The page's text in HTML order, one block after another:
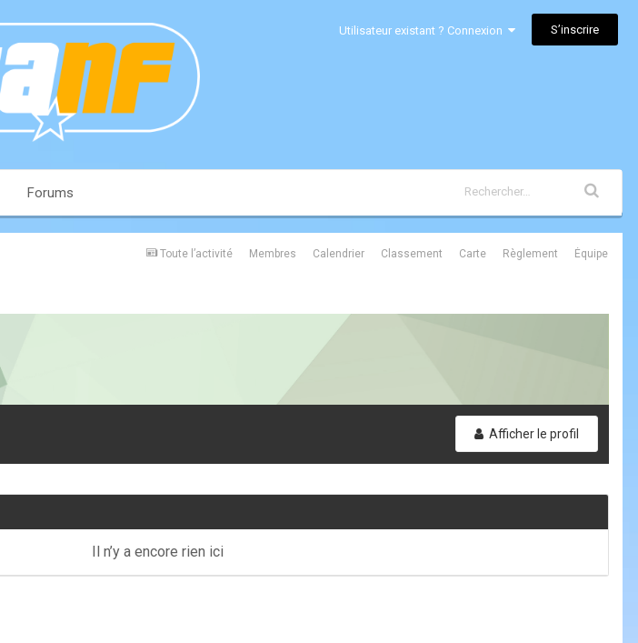
Utilisateur existant ? Connexion S’inscrire
Forums
Toute l’activité Membres Calendrier Classement Carte Règlement Équipe
Afficher le profil
Il n’y a encore rien ici